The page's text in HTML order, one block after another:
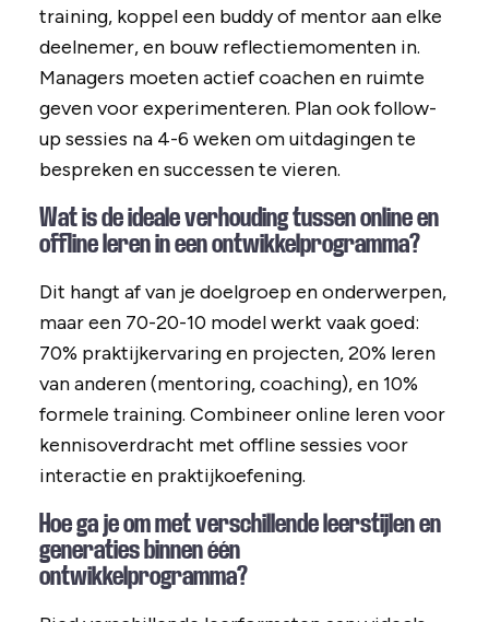
training, koppel een buddy of mentor aan elke
deelnemer, en bouw reflectiemomenten in.
Managers moeten actief coachen en ruimte
geven voor experimenteren. Plan ook follow-
up sessies na 4-6 weken om uitdagingen te
bespreken en successen te vieren.
Wat is de ideale verhouding tussen online en
offline leren in een ontwikkelprogramma?
Dit hangt af van je doelgroep en onderwerpen,
maar een 70-20-10 model werkt vaak goed:
70% praktijkervaring en projecten, 20% leren
van anderen (mentoring, coaching), en 10%
formele training. Combineer online leren voor
kennisoverdracht met offline sessies voor
interactie en praktijkoefening.
Hoe ga je om met verschillende leerstijlen en
generaties binnen één
ontwikkelprogramma?